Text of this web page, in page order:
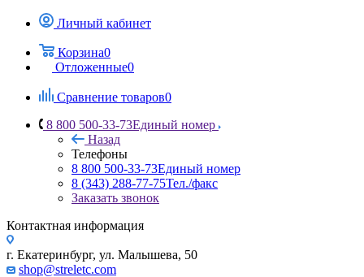
Личный кабинет
Корзина0
Отложенные0
Сравнение товаров0
8 800 500-33-73Единый номер
Назад
Телефоны
8 800 500-33-73Единый номер
8 (343) 288-77-75Тел./факс
Заказать звонок
Контактная информация
г. Екатеринбург, ул. Малышева, 50
shop@streletc.com